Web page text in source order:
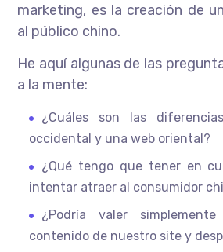
marketing, es la creación de
al público chino.
He aquí algunas de las
a la mente:
¿Cuáles son las
occidental y una web oriental?
¿Qué tengo que tener en
intentar atraer al consumidor
¿Podría valer
contenido de nuestro site y